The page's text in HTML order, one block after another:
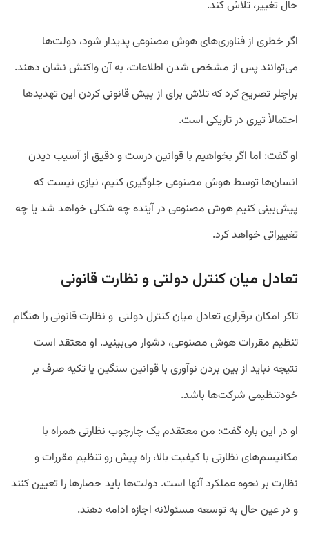
حال تغییر، تلاش کند.
اگر خطری از فناوری‌های هوش مصنوعی پدیدار شود، دولت‌ها
می‌توانند پس از مشخص شدن اطلاعات، به آن واکنش نشان دهند.
براچلر تصریح کرد که تلاش برای از پیش قانونی کردن این تهدیدها
احتمالاً تیری در تاریکی است.
او گفت: اما اگر بخواهیم با قوانین درست و دقیق از آسیب دیدن
انسان‌ها توسط هوش مصنوعی جلوگیری کنیم، نیازی نیست که
پیش‌بینی کنیم هوش مصنوعی در آینده چه شکلی خواهد شد یا چه
تغییراتی خواهد کرد.
تعادل میان کنترل دولتی و نظارت قانونی
تاکر امکان برقراری تعادل میان کنترل دولتی و نظارت قانونی را هنگام
تنظیم مقررات هوش مصنوعی، دشوار می‌بینید. او معتقد است
نتیجه نباید از بین بردن نوآوری با قوانین سنگین یا تکیه صرف بر
خودتنظیمی شرکت‌ها باشد.
او در این باره گفت: من معتقدم یک چارچوب نظارتی همراه با
مکانیسم‌های نظارتی با کیفیت بالا، راه پیش رو تنظیم مقررات و
نظارت بر نحوه عملکرد آنها است. دولت‌ها باید حصارها را تعیین کنند
و در عین حال به توسعه مسئولانه اجازه ادامه دهند.